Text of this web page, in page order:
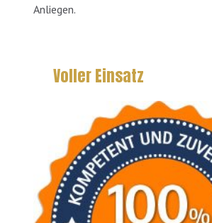
Anliegen.
Voller Einsatz